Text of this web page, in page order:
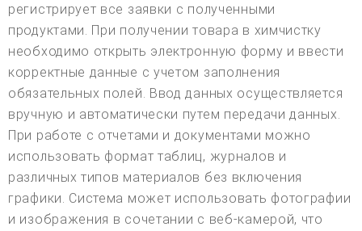
регистрирует все заявки с полученными
продуктами. При получении товара в химчистку
необходимо открыть электронную форму и ввести
корректные данные с учетом заполнения
обязательных полей. Ввод данных осуществляется
вручную и автоматически путем передачи данных.
При работе с отчетами и документами можно
использовать формат таблиц, журналов и
различных типов материалов без включения
графики. Система может использовать фотографии
и изображения в сочетании с веб-камерой, что